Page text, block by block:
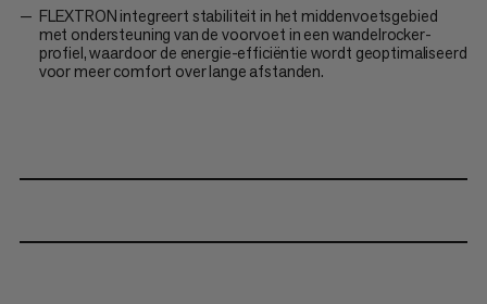
FLEXTRON integreert stabiliteit in het middenvoetsgebied
met ondersteuning van de voorvoet in een wandelrocker-
profiel, waardoor de energie-efficiëntie wordt geoptimaliseerd
voor meer comfort over lange afstanden.